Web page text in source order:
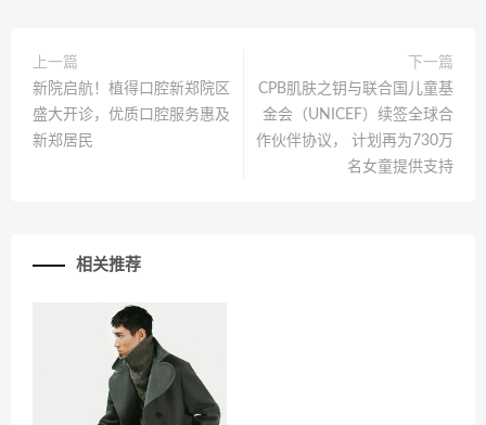
上一篇
新院启航！植得口腔新郑院区
盛大开诊，优质口腔服务惠及
新郑居民
下一篇
CPB肌肤之钥与联合国儿童基
金会（UNICEF）续签全球合
作伙伴协议， 计划再为730万
名女童提供支持
相关推荐